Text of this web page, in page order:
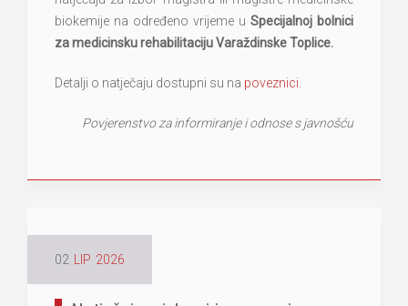
biokemije na određeno vrijeme u Specijalnoj bolnici
za medicinsku rehabilitaciju Varaždinske Toplice.
Detalji o natječaju dostupni su na poveznici
Povjerenstvo za informiranje i odnose s javnošću
02 LIP 2026